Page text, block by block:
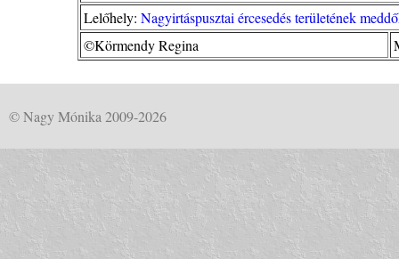
Lelőhely: Nagyirtáspusztai ércesedés területének
©Körmendy Regina
© Nagy Mónika 2009-2026